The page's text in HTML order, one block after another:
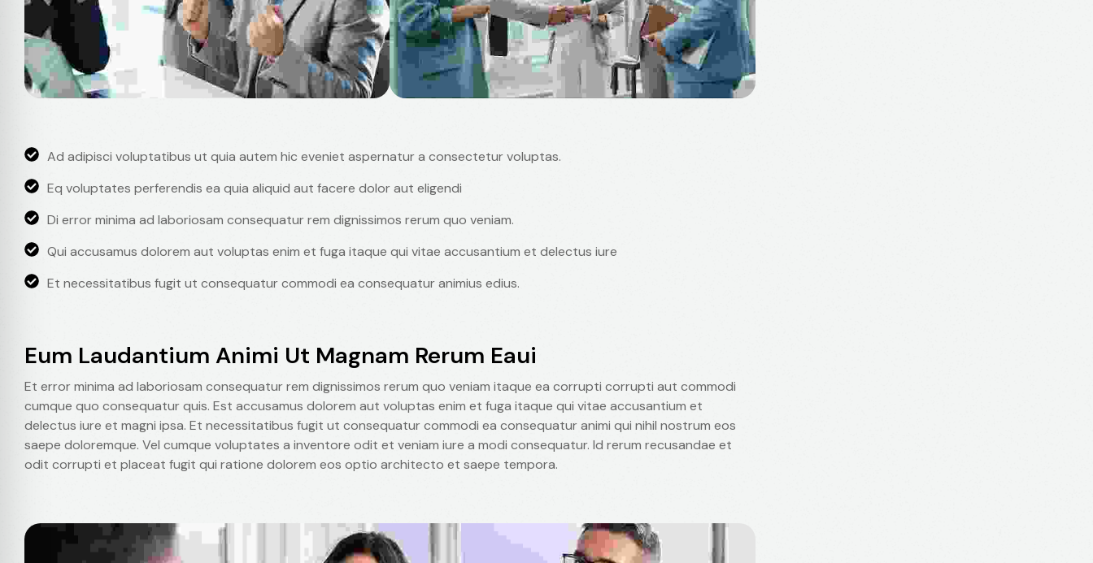
Ad adipisci voluptatibus ut quia autem hic eveniet aspernatur a consectetur voluptas.
Eq voluptates perferendis ea quia aliquid aut facere dolor aut eligendi
Di error minima ad laboriosam consequatur rem dignissimos rerum quo veniam.
Qui accusamus dolorem aut voluptas enim et fuga itaque qui vitae accusantium et delectus iure
Et necessitatibus fugit ut consequatur commodi ea consequatur animius edius.
Eum Laudantium Animi Ut Magnam Rerum Eaui
Et error minima ad laboriosam consequatur rem dignissimos rerum quo veniam itaque ea corrupti corrupti aut commodi
cumque quo consequatur quis. Est accusamus dolorem aut voluptas enim et fuga itaque qui vitae accusantium et
delectus iure et magni ipsa. Et necessitatibus fugit ut consequatur commodi ea consequatur animi qui nihil nostrum eos
saepe doloremque. Vel cumque voluptates a inventore odit et veniam iure a modi consequatur. Id rerum recusandae et
odit corrupti et placeat fugit qui ratione dolorem eos optio architecto et saepe tempora.